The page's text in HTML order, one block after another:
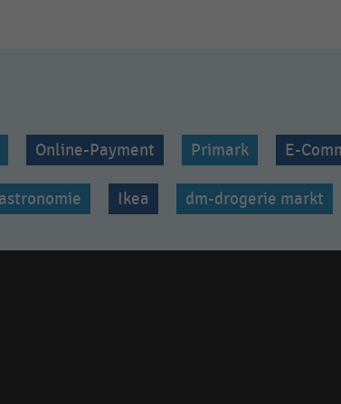
Online-Payment Primark E-
Ikea dm-drogerie markt